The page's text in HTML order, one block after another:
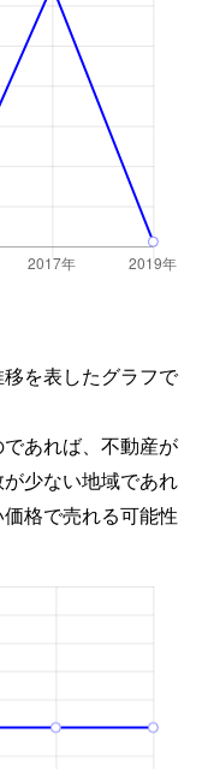
を表したグラフで
あれば、不動産が
少ない地域であれ
格で売れる可能性